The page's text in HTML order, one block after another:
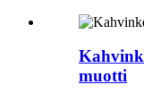
muotti